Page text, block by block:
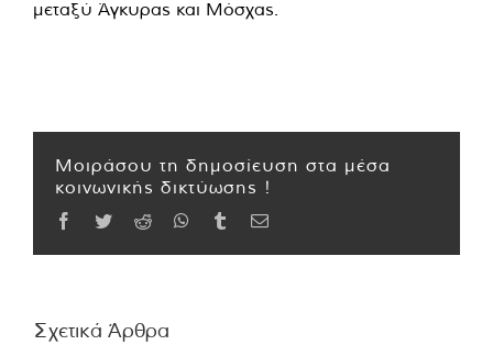
μεταξύ Άγκυρας και Μόσχας.
Μοιράσου τη δημοσίευση στα μέσα
κοινωνικής δικτύωσης !
Facebook
TwitterReddit WhatsApp
TumblrEmail
Σχετικά Άρθρα